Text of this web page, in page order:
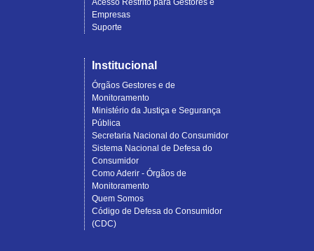
Acesso Restrito para Gestores e
Empresas
Suporte
Institucional
Órgãos Gestores e de
Monitoramento
Ministério da Justiça e Segurança
Pública
Secretaria Nacional do Consumidor
Sistema Nacional de Defesa do
Consumidor
Como Aderir - Órgãos de
Monitoramento
Quem Somos
Código de Defesa do Consumidor
(CDC)